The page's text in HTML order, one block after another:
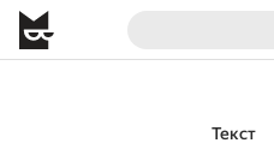
Текст